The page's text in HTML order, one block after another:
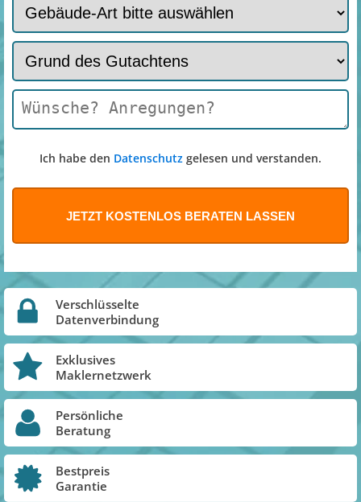
Ich habe den Datenschutz gelesen und verstanden.
Verschlüsselte
Datenverbindung
Exklusives
Maklernetzwerk
Persönliche
Beratung
Bestpreis
Garantie